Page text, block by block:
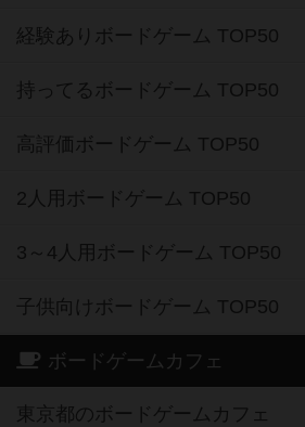
経験ありボードゲーム TOP50
持ってるボードゲーム TOP50
高評価ボードゲーム TOP50
2人用ボードゲーム TOP50
3～4人用ボードゲーム TOP50
子供向けボードゲーム TOP50
ボードゲームカフェ
東京都のボードゲームカフェ